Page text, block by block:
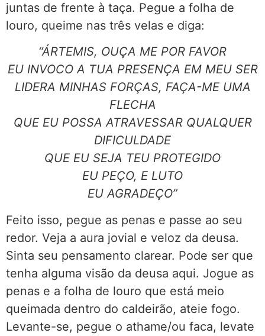
juntas de frente à taça. Pegue a folha de
louro, queime nas três velas e diga:
“ÁRTEMIS, OUÇA ME POR FAVOR
EU INVOCO A TUA PRESENÇA EM MEU SER
LIDERA MINHAS FORÇAS, FAÇA-ME UMA
FLECHA
QUE EU POSSA ATRAVESSAR QUALQUER
DIFICULDADE
QUE EU SEJA TEU PROTEGIDO
EU PEÇO, E LUTO
EU AGRADEÇO”
Feito isso, pegue as penas e passe ao seu
redor. Veja a aura jovial e veloz da deusa.
Sinta seu pensamento clarear. Pode ser que
tenha alguma visão da deusa aqui. Jogue as
penas e a folha de louro que está meio
queimada dentro do caldeirão, ateie fogo.
Levante-se, pegue o athame/ou faca, levate